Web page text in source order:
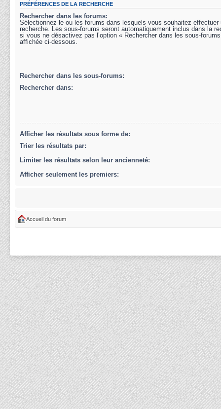
PRÉFÉRENCES DE LA RECHERCHE
Rechercher dans les forums:
Sélectionnez le ou les forums dans lesquels vous souhaitez effectuer
recherche. Les sous-forums seront automatiquement inclus dans la
si vous ne désactivez pas l’option « Rechercher dans les sous-
affichée ci-dessous.
Rechercher dans les sous-forums:
Rechercher dans:
Afficher les résultats sous forme de:
Trier les résultats par:
Limiter les résultats selon leur ancienneté:
Afficher seulement les premiers:
Accueil du forum